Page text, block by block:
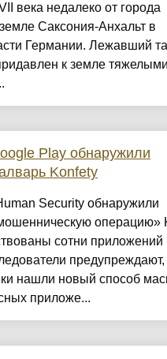
века недалеко от города
Саксония-Анхальт в
Германии. Лежавший
к земле тяжелыми
Play обнаружили
Konfety
Security обнаружили
операцию»
сотни приложений
предупреждают,
нашли новый способ
приложе...